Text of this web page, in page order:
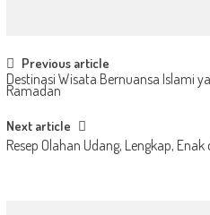
Post
navigation
Previous article
Destinasi Wisata Bernuansa Islami
Ramadan
Next article
Resep Olahan Udang, Lengkap,